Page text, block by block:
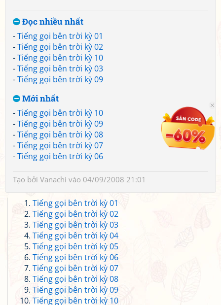
Đọc nhiều nhất
-Tiếng gọi bên trời kỳ 01
-Tiếng gọi bên trời kỳ 02
-Tiếng gọi bên trời kỳ 10
-Tiếng gọi bên trời kỳ 03
-Tiếng gọi bên trời kỳ 09
Mới nhất
-Tiếng gọi bên trời kỳ 10
-Tiếng gọi bên trời kỳ 09
-Tiếng gọi bên trời kỳ 08
-Tiếng gọi bên trời kỳ 07
-Tiếng gọi bên trời kỳ 06
Tạo bởi Vanachi vào 04/09/2008 21:01
Tiếng gọi bên trời kỳ 01
Tiếng gọi bên trời kỳ 02
Tiếng gọi bên trời kỳ 03
Tiếng gọi bên trời kỳ 04
Tiếng gọi bên trời kỳ 05
Tiếng gọi bên trời kỳ 06
Tiếng gọi bên trời kỳ 07
Tiếng gọi bên trời kỳ 08
Tiếng gọi bên trời kỳ 09
Tiếng gọi bên trời kỳ 10